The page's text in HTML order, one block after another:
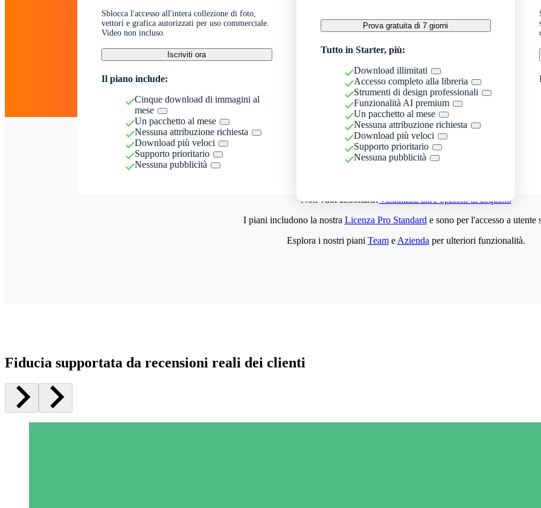
Sblocca l'accesso all'intera collezione di foto,
vettori e grafica autorizzati per uso commerciale.
Video non incluso.
Iscriviti ora
Il piano include:
Cinque download di immagini al
mese
Un pacchetto al mese
Nessuna attribuzione richiesta
Download più veloci
Supporto prioritario
Nessuna pubblicità
Prova gratuita di 7 giorni
Tutto in Starter, più:
Download illimitati
Accesso completo alla libreria
Strumenti di design professionali
Funzionalità AI premium
Un pacchetto al mese
Nessuna attribuzione richiesta
Download più veloci
Supporto prioritario
Nessuna pubblicità
Non vuoi abbonarti?Visualizza altre opzioni di acquisto
I piani includono la nostra Licenza Pro Standard e sono per l'accesso a utente
Esplora i nostri piani Teame Azienda per ulteriori funzionalità.
Fiducia supportata da recensioni reali dei clienti